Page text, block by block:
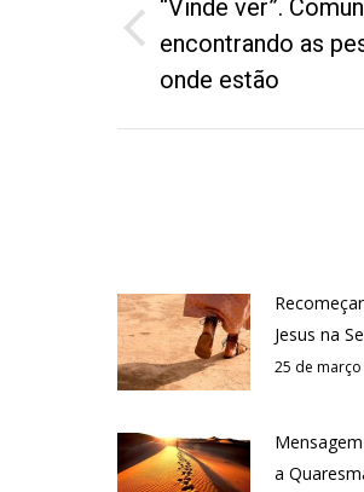
post:
Post
anterior:
“Vinde ver”.
encontrando as
onde estão
Jesus na
25 de
a